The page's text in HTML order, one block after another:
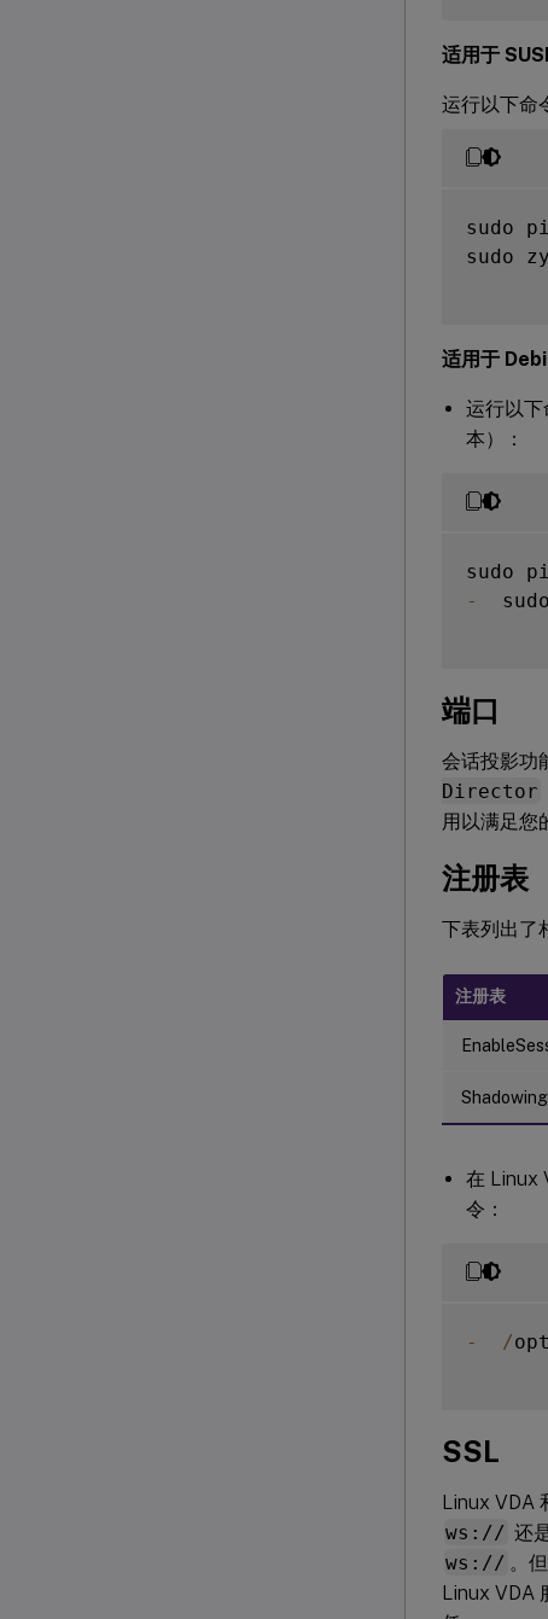
适用于
运行以下命
sudo
sudo
适用于
运行以下
本）：
-
端口
会话投影功
Director
用以满足您
注册表
下表列出了
注册表
在 Linux
令：
- /opt
SSL
Linux VDA
ws:// 还
ws:// 。
Linux VDA